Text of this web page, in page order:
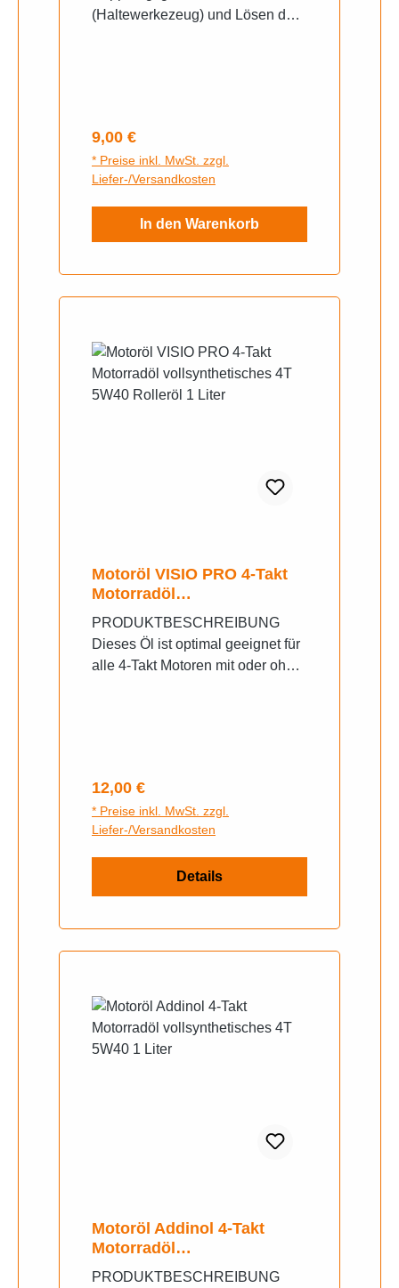
(Haltewerkezeug) und Lösen der
Gegendruckfeder
durchzuführen.166mm
Lochabstand (mittig) Geeignet für
Motorroller mit Minarelli liegend
Motoren
Regulärer Preis:
9,00 €
* Preise inkl. MwSt. zzgl.
Liefer-/Versandkosten
In den Warenkorb
Motoröl VISIO PRO 4-Takt
Motorradöl
vollsynthetisches 4T 5W40
Rolleröl 1 Liter
PRODUKTBESCHREIBUNG
Dieses Öl ist optimal geeignet für
alle 4-Takt Motoren mit oder ohne
1000ml
Regulärer Preis:
12,00 €
* Preise inkl. MwSt. zzgl.
Liefer-/Versandkosten
Details
Motoröl Addinol 4-Takt
Motorradöl
vollsynthetisches 4T 5W40
PRODUKTBESCHREIBUNG